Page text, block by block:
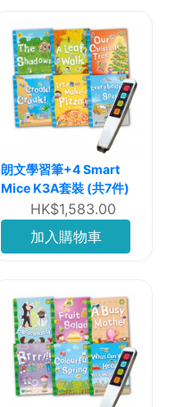
朗文學習筆+4 Smart
Mice K3A套裝 (共7件)
HK$1,583.00
加入購物車